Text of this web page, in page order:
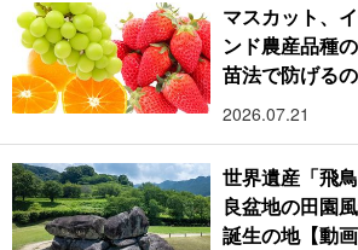
マスカット、
ンド農産品種
苗法で防げる
2026.07.21
世界遺産「飛
良盆地の田園
誕生の地【動画